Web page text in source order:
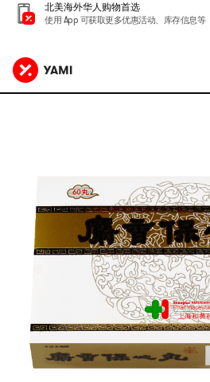
北美海外华人购物首选
使用 App 可获取更多优惠活动、库存信息等